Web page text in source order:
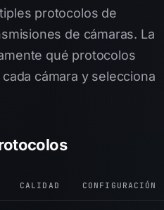
protocolos de
de cámaras. La
qué protocolos
cámara y selecciona
CALIDAD CONFIGURACIÓN